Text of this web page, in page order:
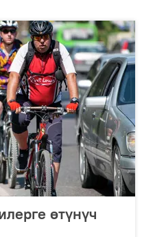
өтүнүч